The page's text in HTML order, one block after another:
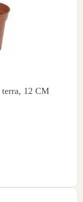
terra, 12 CM